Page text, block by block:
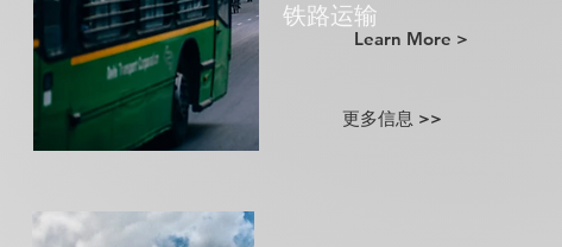
Learn More >
​铁路运输
更多信息 >>